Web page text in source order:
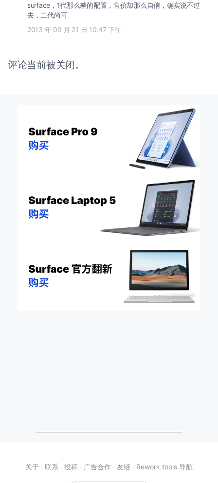
surface，1代那么差的配置，售价却那么自信，确实说不过
去，二代尚可
2013 年 09 月 21 日 10:47 下午
评论当前被关闭。
关于 · 联系 · 投稿 · 广告合作 · 友链 · Rework.tools 导航